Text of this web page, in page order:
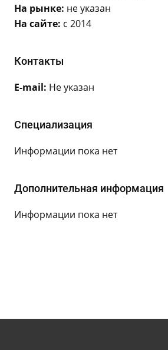
На рынке: не указан
На сайте: с 2014
Контакты
E-mail: Не указан
Специализация
Информации пока нет
Дополнительная информация
Информации пока нет